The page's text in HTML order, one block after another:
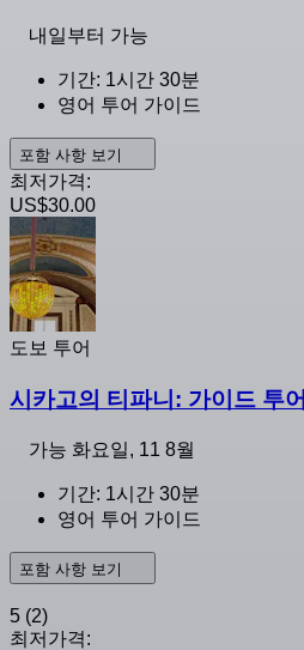
내일부터 가능
기간: 1시간 30분
영어 투어 가이드
포함 사항 보기
최저가격:
US$30.00
도보 투어
시카고의 티파니: 가이드 투어
가능 화요일, 11 8월
기간: 1시간 30분
영어 투어 가이드
포함 사항 보기
5 (2)
최저가격: